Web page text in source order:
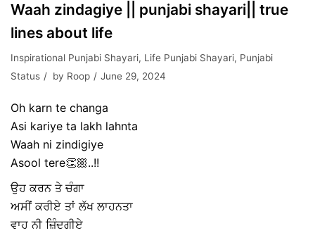
Waah zindagiye || punjabi shayari|| true
lines about life
Inspirational Punjabi Shayari, Life Punjabi Shayari, Punjabi
Status
by Roop June 29, 2024
Oh karn te changa
Asi kariye ta lakh lahnta
Waah ni zindigiye
Asool tere👏🏼..!!
ਉਹ ਕਰਨ ਤੇ ਚੰਗਾ
ਅਸੀਂ ਕਰੀਏ ਤਾਂ ਲੱਖ ਲਾਹਨਤਾ
ਵਾਹ ਨੀ ਜ਼ਿੰਦਗੀਏ